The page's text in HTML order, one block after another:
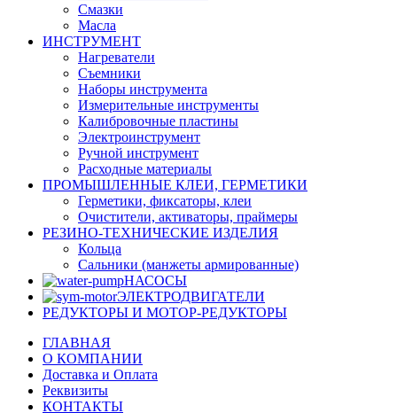
Смазки
Масла
ИНСТРУМЕНТ
Нагреватели
Съемники
Наборы инструмента
Измерительные инструменты
Калибровочные пластины
Электроинструмент
Ручной инструмент
Расходные материалы
ПРОМЫШЛЕННЫЕ КЛЕИ, ГЕРМЕТИКИ
Герметики, фиксаторы, клеи
Очистители, активаторы, праймеры
РЕЗИНО-ТЕХНИЧЕСКИЕ ИЗДЕЛИЯ
Кольца
Сальники (манжеты армированные)
НАСОСЫ
ЭЛЕКТРОДВИГАТЕЛИ
РЕДУКТОРЫ И МОТОР-РЕДУКТОРЫ
ГЛАВНАЯ
О КОМПАНИИ
Доставка и Оплата
Реквизиты
КОНТАКТЫ